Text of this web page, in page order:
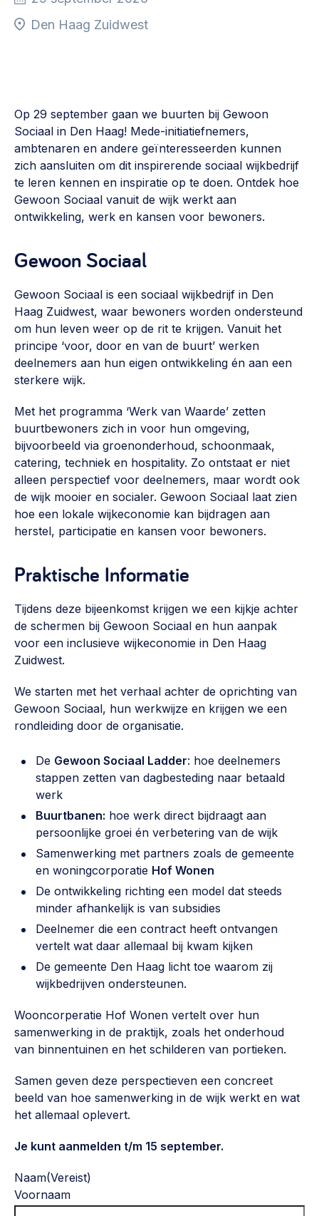
Vrijwilligers en medewerkers
Werving, contracten en vergoedingen, betaalde krachten
ontmoetingsplekken >
Sociaal ondernemen
Bewonersbedrijf starten, ondernemingsplan maken >
Buurtbewoners verbinden
Community building en ABCD, welkomstcultuur >
Betrokken buurten, contact stimuleren, netwerken
Wijkaanpak
Werken aan de wijk, ABCD, WijkWijzer >
Weerbare gemeenschappen
Voorbereiden op crisis, noodsteunpunten,
Buurtenergie
Energiecollectieven, buurt vergroenen, SDG >
Meebeslissen
Uitdaagrecht, gemeenschapsfondsen, lokale democratie >
Samenwerken en lokale politiek
Omgevingswet en gebiedsontwikkeling
gebiedsontwikkeling>
Opinie
Vraag stellen
030 231 7511
info@lsabewoners.nl
Den Haag Zuidwest
Op 29 september gaan we buurten bij Gewoon
Sociaal in Den Haag! Mede-initiatiefnemers,
ambtenaren en andere geïnteresseerden kunnen
zich aansluiten om dit inspirerende sociaal wijkbedrijf
te leren kennen en inspiratie op te doen. Ontdek hoe
Gewoon Sociaal vanuit de wijk werkt aan
ontwikkeling, werk en kansen voor bewoners.
Gewoon Sociaal
Gewoon Sociaal is een sociaal wijkbedrijf in Den
Haag Zuidwest, waar bewoners worden ondersteund
om hun leven weer op de rit te krijgen. Vanuit het
principe ‘voor, door en van de buurt’ werken
deelnemers aan hun eigen ontwikkeling én aan een
sterkere wijk.
Met het programma ‘Werk van Waarde’ zetten
buurtbewoners zich in voor hun omgeving,
bijvoorbeeld via groenonderhoud, schoonmaak,
catering, techniek en hospitality. Zo ontstaat er niet
alleen perspectief voor deelnemers, maar wordt ook
de wijk mooier en socialer. Gewoon Sociaal laat zien
hoe een lokale wijkeconomie kan bijdragen aan
herstel, participatie en kansen voor bewoners.
Praktische Informatie
Tijdens deze bijeenkomst krijgen we een kijkje achter
de schermen bij Gewoon Sociaal en hun aanpak
voor een inclusieve wijkeconomie in Den Haag
Zuidwest.
We starten met het verhaal achter de oprichting van
Gewoon Sociaal, hun werkwijze en krijgen we een
rondleiding door de organisatie.
De Gewoon Sociaal Ladder: hoe deelnemers
stappen zetten van dagbesteding naar betaald
werk
Buurtbanen: hoe werk direct bijdraagt aan
persoonlijke groei én verbetering van de wijk
Samenwerking met partners zoals de gemeente
en woningcorporatie Hof Wonen
De ontwikkeling richting een model dat steeds
minder afhankelijk is van subsidies
Deelnemer die een contract heeft ontvangen
vertelt wat daar allemaal bij kwam kijken
De gemeente Den Haag licht toe waarom zij
wijkbedrijven ondersteunen.
Wooncorperatie Hof Wonen vertelt over hun
samenwerking in de praktijk, zoals het onderhoud
van binnentuinen en het schilderen van portieken.
Samen geven deze perspectieven een concreet
beeld van hoe samenwerking in de wijk werkt en wat
het allemaal oplevert.
Je kunt aanmelden t/m 15 september.
Naam(Vereist)
Voornaam